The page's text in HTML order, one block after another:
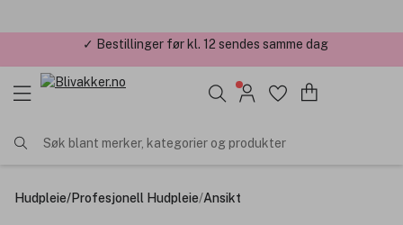
✓ Årets Nettbutikk 2026 og 2025
Søk blant merker, kategorier og produkter
Hudpleie/Profesjonell Hudpleie/Ansikt